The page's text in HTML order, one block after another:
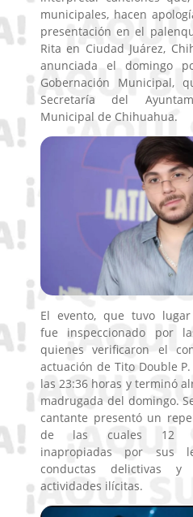
municipales, hacen
presentación en el
Rita en Ciudad Juárez,
anunciada el domingo
Gobernación Municipal,
Secretaría del
Municipal de Chihuahua.
El evento, que tuvo
fue inspeccionado por
quienes verificaron el
actuación de Tito Double
las 23:36 horas y terminó
madrugada del domingo.
cantante presentó un
de las cuales 12
inapropiadas por sus
conductas delictivas
actividades ilícitas.